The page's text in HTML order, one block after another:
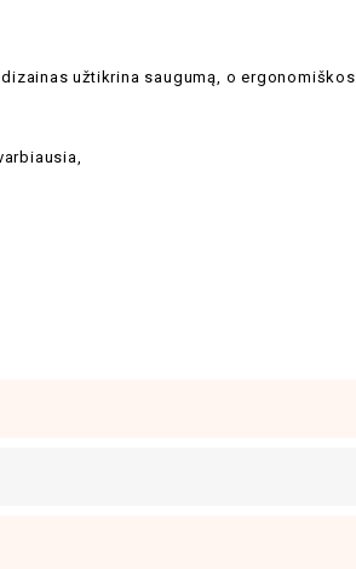
užtikrina saugumą, o